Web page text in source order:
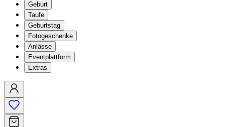
Geburt
Taufe
Geburtstag
Fotogeschenke
Anlässe
Eventplattform
Extras